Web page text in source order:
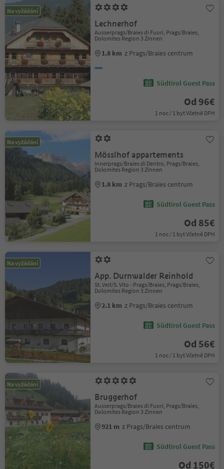
Na vyžádání
Lechnerhof
Ausserprags/Braies di Fuori, Prags/Braies,
Dolomites Region 3 Zinnen
1.8 km z Prags/Braies centrum
Südtirol Guest Pass
Od 96€
1 noc / 1 byt Včetně DPH
Na vyžádání
Mösslhof appartements
Innerprags/Braies di Dentro, Prags/Braies,
Dolomites Region 3 Zinnen
1.8 km z Prags/Braies centrum
Südtirol Guest Pass
Od 85€
1 noc / 1 byt Včetně DPH
Na vyžádání
App. Durnwalder Reinhold
St. Veit/S. Vito - Prags/Braies, Prags/Braies,
Dolomites Region 3 Zinnen
2.1 km z Prags/Braies centrum
Südtirol Guest Pass
Od 56€
1 noc / 1 byt Včetně DPH
Na vyžádání
Bruggerhof
Ausserprags/Braies di Fuori, Prags/Braies,
Dolomites Region 3 Zinnen
921 m z Prags/Braies centrum
Südtirol Guest Pass
Od 150€